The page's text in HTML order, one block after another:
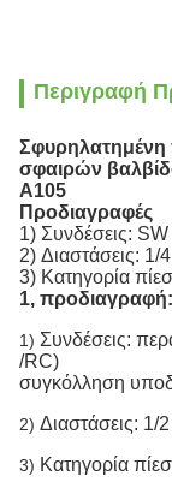
Περιγραφή
σφαιρών
A105
Προδιαγραφές
1) Συνδέσεις: SW
2) Διαστάσεις: 1/
3) Κατηγορία
1, προδιαγραφή:
1) Συνδέσεις:
/RC)
συγκόλληση
2) Διαστάσεις: 1/
3) Κατηγορία